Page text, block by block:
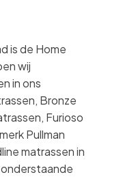
is de Home
wij
in ons
Bronze
Furioso
Pullman
matrassen in